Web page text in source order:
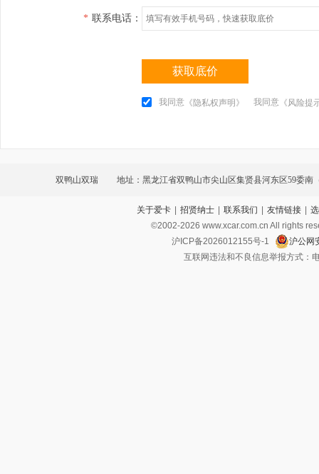
* 联系电话：
获取底价
我同意 《隐私权声明》 我同意 《风险提
双鸭山双瑞 地址：黑龙江省双鸭山市尖山区集贤县河东区59委南
关于爱卡 | 招贤纳士 | 联系我们 | 友情链接 |
©2002-2026 www.xcar.com.cn All rights
沪ICP备2026012155号-1
沪公网
互联网违法和不良信息举报方式：